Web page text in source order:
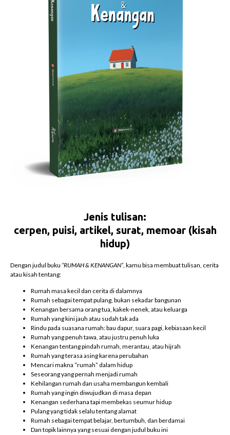
Jenis tulisan:
cerpen, puisi, artikel, surat, memoar (kisah
hidup)
Dengan judul buku “RUMAH & KENANGAN” , kamu bisa membuat tulisan, cerita
atau kisah tentang:
Rumah masa kecil dan cerita di dalamnya
Rumah sebagai tempat pulang, bukan sekadar bangunan
Kenangan bersama orang tua, kakek-nenek, atau keluarga
Rumah yang kini jauh atau sudah tak ada
Rindu pada suasana rumah: bau dapur, suara pagi, kebiasaan kecil
Rumah yang penuh tawa, atau justru penuh luka
Kenangan tentang pindah rumah, merantau, atau hijrah
Rumah yang terasa asing karena perubahan
Mencari makna “rumah” dalam hidup
Seseorang yang pernah menjadi rumah
Kehilangan rumah dan usaha membangun kembali
Rumah yang ingin diwujudkan di masa depan
Kenangan sederhana tapi membekas seumur hidup
Pulang yang tidak selalu tentang alamat
Rumah sebagai tempat belajar, bertumbuh, dan berdamai
Dan topik lainnya yang sesuai dengan judul buku ini